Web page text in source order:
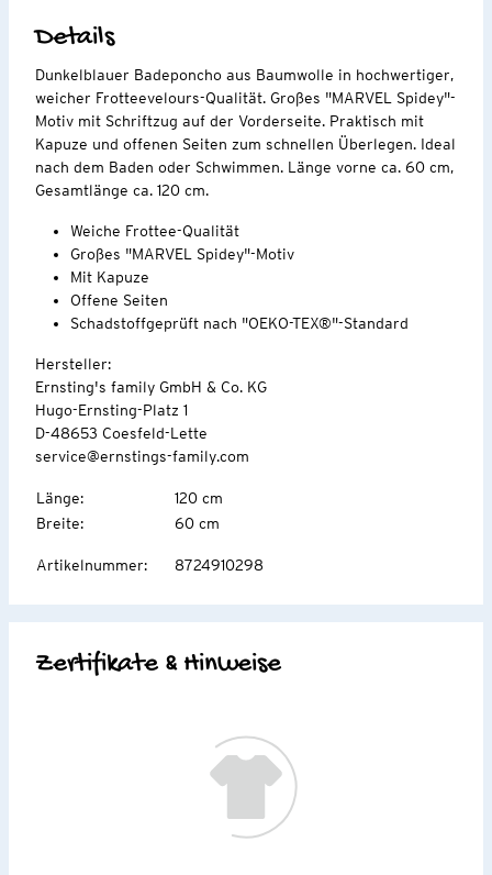
Details
Dunkelblauer Badeponcho aus Baumwolle in hochwertiger,
weicher Frotteevelours-Qualität. Großes "MARVEL Spidey"-
Motiv mit Schriftzug auf der Vorderseite. Praktisch mit
Kapuze und offenen Seiten zum schnellen Überlegen. Ideal
nach dem Baden oder Schwimmen. Länge vorne ca. 60 cm,
Gesamtlänge ca. 120 cm.
Weiche Frottee-Qualität
Großes "MARVEL Spidey"-Motiv
Mit Kapuze
Offene Seiten
Schadstoffgeprüft nach "OEKO-TEX®"-Standard
Hersteller:
Ernsting's family GmbH & Co. KG
Hugo-Ernsting-Platz 1
D-48653 Coesfeld-Lette
service@ernstings-family.com
Länge:
120 cm
Breite: 60 cm
Artikelnummer: 8724910298
Zertifikate & Hinweise